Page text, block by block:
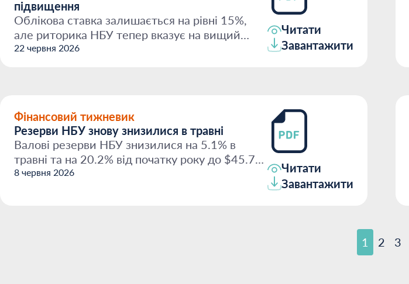
підвищення
Облікова ставка залишається на рівні 15%,
але риторика НБУ тепер вказує на вищий
ризик посилення жор...
22 червня 2026
Читати
Завантажити
Фінансовий тижневик
Резерви НБУ знову знизилися в травні
Валові резерви НБУ знизилися на 5.1% в
травні та на 20.2% від початку року до $45.7
млрд. За оцінкам...
8 червня 2026
Читати
Завантажити
1 2 3